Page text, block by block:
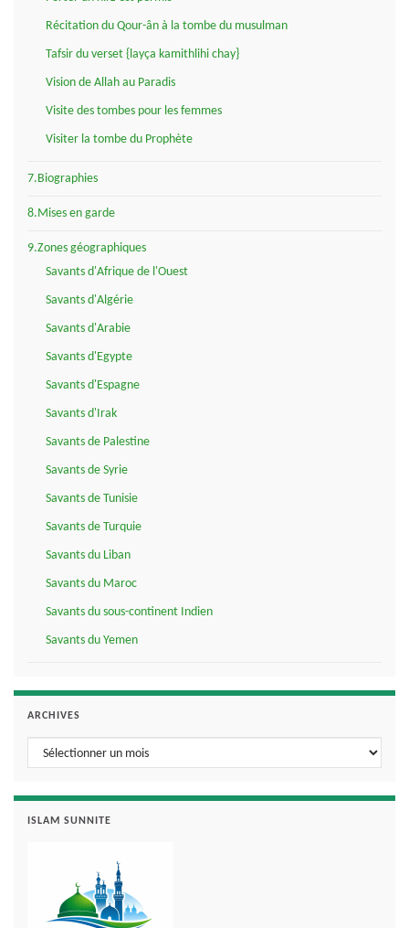
Récitation du Qour-ân à la tombe du musulman
Tafsir du verset {layça kamithlihi chay}
Vision de Allah au Paradis
Visite des tombes pour les femmes
Visiter la tombe du Prophète
7.Biographies
8.Mises en garde
9.Zones géographiques
Savants d'Afrique de l'Ouest
Savants d'Algérie
Savants d'Arabie
Savants d'Egypte
Savants d'Espagne
Savants d'Irak
Savants de Palestine
Savants de Syrie
Savants de Tunisie
Savants de Turquie
Savants du Liban
Savants du Maroc
Savants du sous-continent Indien
Savants du Yemen
ARCHIVES
Archives
ISLAM SUNNITE